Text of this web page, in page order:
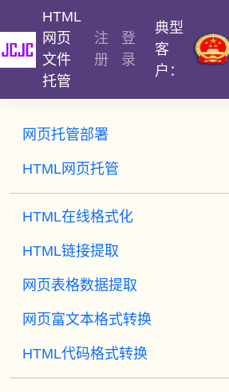
HTML
网页
文件
托管
注
册
登
录
典型
客
户：
网页托管部署
HTML网页托管
HTML在线格式化
HTML链接提取
网页表格数据提取
网页富文本格式转换
HTML代码格式转换